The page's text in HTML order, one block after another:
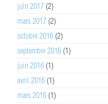
juin 2017 (2)
mars 2017 (2)
octobre 2016 (2)
septembre 2016 (1)
juin 2016 (1)
avril 2016 (1)
mars 2016 (1)